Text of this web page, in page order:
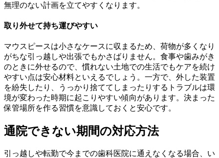
無理のない計画を立てやすくなります。
取り外せて持ち運びやすい
マウスピースは小さなケースに収まるため、荷物が多くなり
がちな引っ越しや出張でもかさばりません。食事や歯みがき
のときに外せるので、慣れない土地での生活でもケアを続け
やすい点は安心材料といえるでしょう。一方で、外した装置
を紛失したり、うっかり捨ててしまったりするトラブルは環
境が変わった時期に起こりやすい傾向があります。決まった
保管場所を作る習慣を意識しておくと安心です。
通院できない期間の対応方法
引っ越しや転勤で今までの歯科医院に通えなくなる場合、い